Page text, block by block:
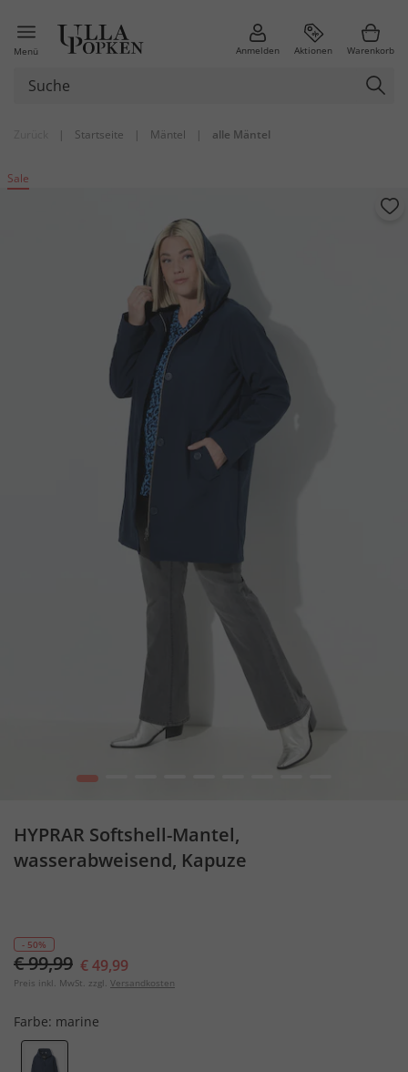
Menü Anmelden Aktionen Warenkorb
| Startseite | Mäntel | alle Mäntel
Sale
1
HYPRAR Softshell-Mantel,
wasserabweisend, Kapuze
- 50%
€ 99,99 € 49,99
Preis inkl. MwSt. zzgl. Versandkosten
Farbe: marine